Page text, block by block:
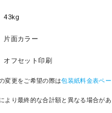
43kg
片面カラー
オフセット印刷
変更をご希望の際は包装紙料金表ペ
より最終的な合計額と異なる場合があ